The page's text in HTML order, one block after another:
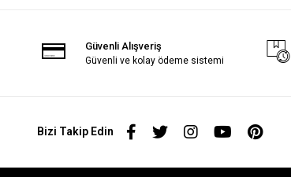
Güvenli Alışveriş
Güvenli ve kolay ödeme sistemi
Bizi Takip Edin